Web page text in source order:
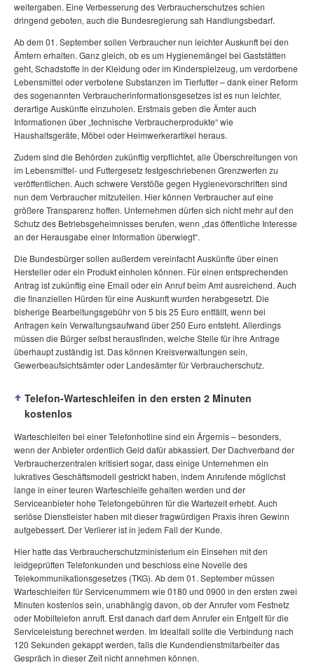
weitergaben. Eine Verbesserung des Verbraucherschutzes schien
dringend geboten, auch die Bundesregierung sah Handlungsbedarf.
Ab dem 01. September sollen Verbraucher nun leichter Auskunft bei den
Ämtern erhalten. Ganz gleich, ob es um Hygienemängel bei Gaststätten
geht, Schadstoffe in der Kleidung oder im Kinderspielzeug, um verdorbene
Lebensmittel oder verbotene Substanzen im Tierfutter – dank einer Reform
des sogenannten Verbraucherinformationsgesetzes ist es nun leichter,
derartige Auskünfte einzuholen. Erstmals geben die Ämter auch
Informationen über „technische Verbraucherprodukte“ wie
Haushaltsgeräte, Möbel oder Heimwerkerartikel heraus.
Zudem sind die Behörden zukünftig verpflichtet, alle Überschreitungen von
im Lebensmittel- und Futtergesetz festgeschriebenen Grenzwerten zu
veröffentlichen. Auch schwere Verstöße gegen Hygienevorschriften sind
nun dem Verbraucher mitzuteilen. Hier können Verbraucher auf eine
größere Transparenz hoffen. Unternehmen dürfen sich nicht mehr auf den
Schutz des Betriebsgeheimnisses berufen, wenn „das öffentliche Interesse
an der Herausgabe einer Information überwiegt“.
Die Bundesbürger sollen außerdem vereinfacht Auskünfte über einen
Hersteller oder ein Produkt einholen können. Für einen entsprechenden
Antrag ist zukünftig eine Email oder ein Anruf beim Amt ausreichend. Auch
die finanziellen Hürden für eine Auskunft wurden herabgesetzt. Die
bisherige Bearbeitungsgebühr von 5 bis 25 Euro entfällt, wenn bei
Anfragen kein Verwaltungsaufwand über 250 Euro entsteht. Allerdings
müssen die Bürger selbst herausfinden, welche Stelle für ihre Anfrage
überhaupt zuständig ist. Das können Kreisverwaltungen sein,
Gewerbeaufsichtsämter oder Landesämter für Verbraucherschutz.
Telefon-Warteschleifen in den ersten 2 Minuten
kostenlos
Warteschleifen bei einer Telefonhotline sind ein Ärgernis – besonders,
wenn der Anbieter ordentlich Geld dafür abkassiert. Der Dachverband der
Verbraucherzentralen kritisiert sogar, dass einige Unternehmen ein
lukratives Geschäftsmodell gestrickt haben, indem Anrufende möglichst
lange in einer teuren Warteschleife gehalten werden und der
Serviceanbieter hohe Telefongebühren für die Wartezeit erhebt. Auch
seriöse Dienstleister haben mit dieser fragwürdigen Praxis ihren Gewinn
aufgebessert. Der Verlierer ist in jedem Fall der Kunde.
Hier hatte das Verbraucherschutzministerium ein Einsehen mit den
leidgeprüften Telefonkunden und beschloss eine Novelle des
Telekommunikationsgesetzes (TKG). Ab dem 01. September müssen
Warteschleifen für Servicenummern wie 0180 und 0900 in den ersten zwei
Minuten kostenlos sein, unabhängig davon, ob der Anrufer vom Festnetz
oder Mobiltelefon anruft. Erst danach darf dem Anrufer ein Entgelt für die
Serviceleistung berechnet werden. Im Idealfall sollte die Verbindung nach
120 Sekunden gekappt werden, falls die Kundendienstmitarbeiter das
Gespräch in dieser Zeit nicht annehmen können.